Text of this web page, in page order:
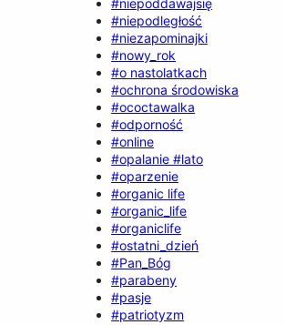
#niepoddawajsię
#niepodległość
#niezapominajki
#nowy_rok
#o nastolatkach
#ochrona środowiska
#ococtawalka
#odporność
#online
#opalanie #lato
#oparzenie
#organic life
#organic_life
#organiclife
#ostatni_dzień
#Pan_Bóg
#parabeny
#pasje
#patriotyzm